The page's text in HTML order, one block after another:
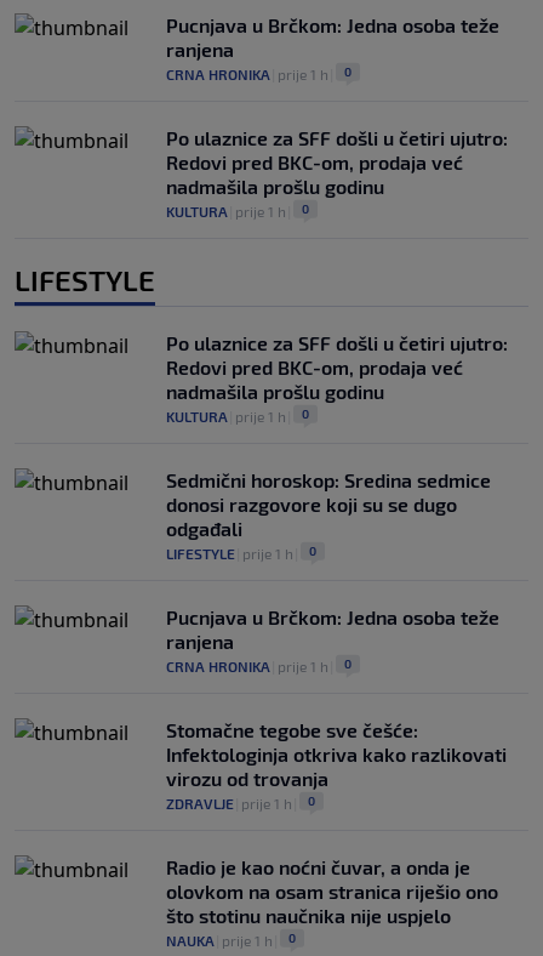
Pucnjava u Brčkom: Jedna osoba teže
ranjena
CRNA HRONIKA prije 1 h 0
Po ulaznice za SFF došli u četiri ujutro:
Redovi pred BKC-om, prodaja već
nadmašila prošlu godinu
KULTURA prije 1 h 0
LIFESTYLE
Po ulaznice za SFF došli u četiri ujutro:
Redovi pred BKC-om, prodaja već
nadmašila prošlu godinu
KULTURA prije 1 h 0
Sedmični horoskop: Sredina sedmice
donosi razgovore koji su se dugo
odgađali
LIFESTYLE prije 1 h 0
Pucnjava u Brčkom: Jedna osoba teže
ranjena
CRNA HRONIKA prije 1 h 0
Stomačne tegobe sve češće:
Infektologinja otkriva kako razlikovati
virozu od trovanja
ZDRAVLJE prije 1 h 0
Radio je kao noćni čuvar, a onda je
olovkom na osam stranica riješio ono
što stotinu naučnika nije uspjelo
NAUKA prije 1 h 0